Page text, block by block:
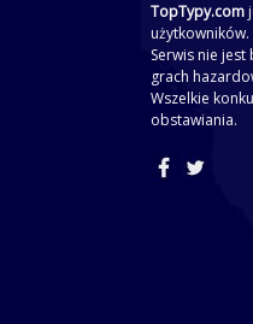
TopTypy.com
użytkowników.
Serwis nie
grach
Wszelkie
obstawiania.